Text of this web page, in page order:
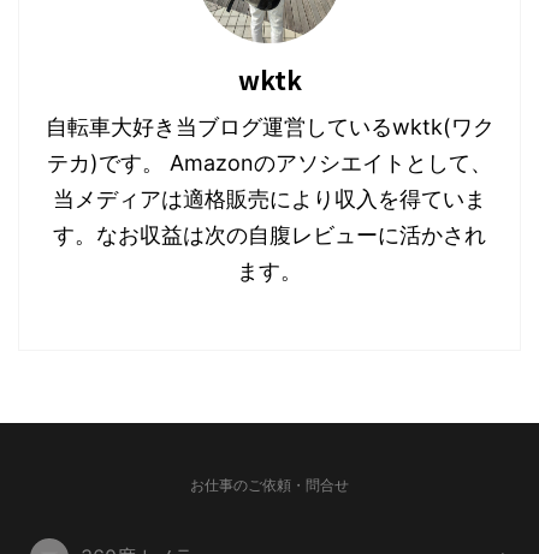
HG-YX-5006はこんなス
ピンバイク。 まずこれが
＼1年保 ...
wktk
自転車大好き当ブログ運営しているwktk(ワク
テカ)です。 Amazonのアソシエイトとして、
当メディアは適格販売により収入を得ていま
す。なお収益は次の自腹レビューに活かされ
ます。
お仕事のご依頼・問合せ